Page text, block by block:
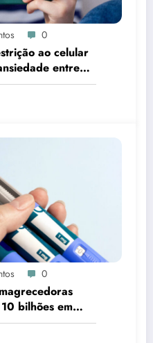
0
ao celular
entre
0
bilhões em